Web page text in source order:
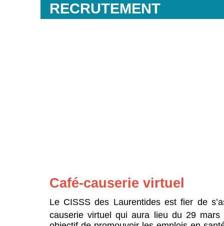
RECRUTEMENT
Café-causerie virtuel
Le CISSS des Laurentides est fier de
causerie virtuel qui aura lieu du 29 mars